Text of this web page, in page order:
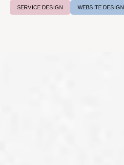
SERVICE DESIGN WEBSITE DESIGN